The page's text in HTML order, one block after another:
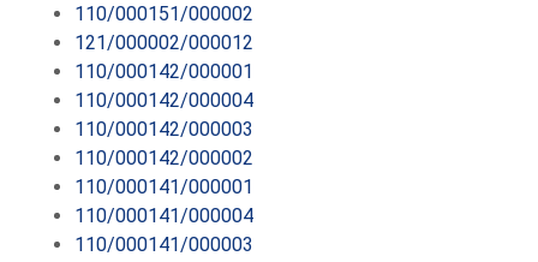
110/000151/000002
121/000002/000012
110/000142/000001
110/000142/000004
110/000142/000003
110/000142/000002
110/000141/000001
110/000141/000004
110/000141/000003